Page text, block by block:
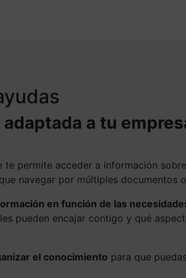
a tu
te permite acceder a información
navegar por múltiples documentos
en función de las
pueden encajar contigo y qué
el conocimiento para que